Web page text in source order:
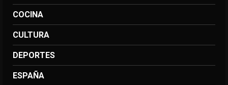
COCINA
CULTURA
DEPORTES
ESPAÑA